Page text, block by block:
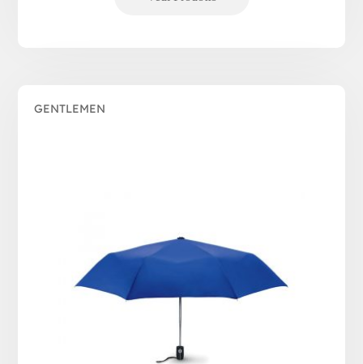
GENTLEMEN